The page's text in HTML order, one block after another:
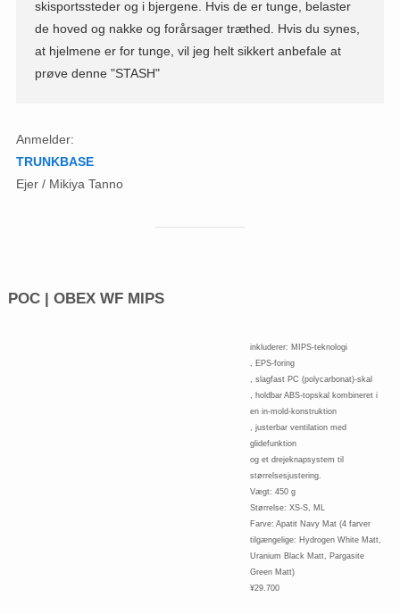
skisportssteder og i bjergene. Hvis de er tunge, belaster
de hoved og nakke og forårsager træthed. Hvis du synes,
at hjelmene er for tunge, vil jeg helt sikkert anbefale at
prøve denne "STASH"
Anmelder:
TRUNKBASE
Ejer / Mikiya Tanno
POC | OBEX WF MIPS
inkluderer: MIPS-teknologi
, EPS-foring
, slagfast PC (polycarbonat)-skal
, holdbar ABS-topskal kombineret i
en in-mold-konstruktion
, justerbar ventilation med
glidefunktion
og et drejeknapsystem til
størrelsesjustering.
Vægt: 450 g
Størrelse: XS-S, ML
Farve: Apatit Navy Mat (4 farver
tilgængelige: Hydrogen White Matt,
Uranium Black Matt, Pargasite
Green Matt)
¥29.700